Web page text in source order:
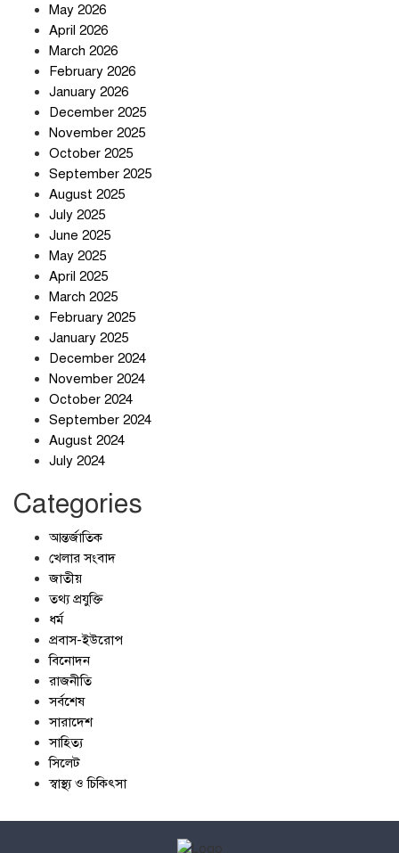
May 2026
April 2026
March 2026
February 2026
January 2026
December 2025
November 2025
October 2025
September 2025
August 2025
July 2025
June 2025
May 2025
April 2025
March 2025
February 2025
January 2025
December 2024
November 2024
October 2024
September 2024
August 2024
July 2024
Categories
আন্তর্জাতিক
খেলার সংবাদ
জাতীয়
তথ্য প্রযুক্তি
ধর্ম
প্রবাস-ইউরোপ
বিনোদন
রাজনীতি
সর্বশেষ
সারাদেশ
সাহিত্য
সিলেট
স্বাস্থ্য ও চিকিৎসা